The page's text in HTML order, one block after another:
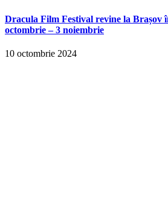
Dracula Film Festival revine la Brașov
octombrie – 3 noiembrie
10 octombrie 2024